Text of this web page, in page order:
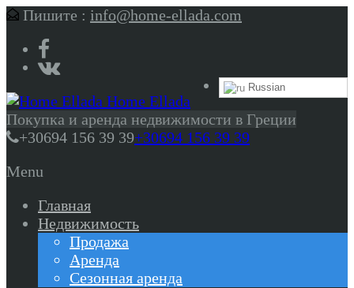
Пишите : info@home-ellada.com
Russian
Home Ellada
Покупка и аренда недвижимости в Греции
+30694 156 39 39+30694 156 39 39
Menu
Главная
Недвижимость
Продажа
Аренда
Сезонная аренда